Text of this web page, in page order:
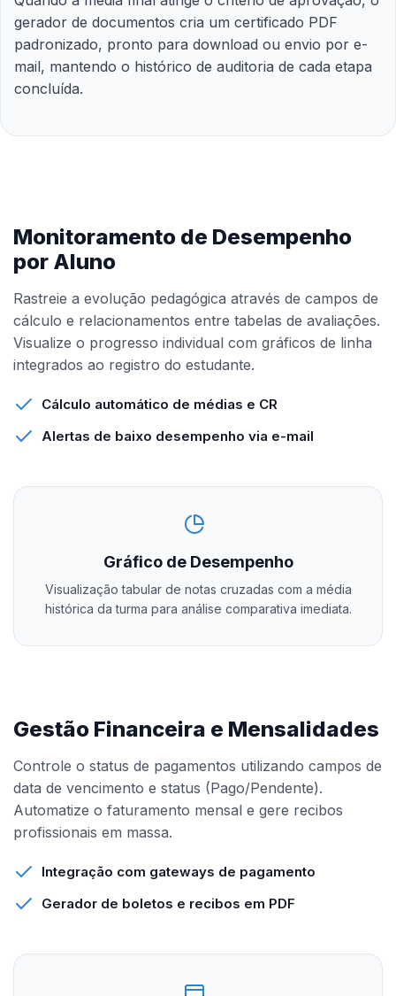
gerador de documentos cria um certificado PDF
padronizado, pronto para download ou envio por e-
mail, mantendo o histórico de auditoria de cada etapa
concluída.
Monitoramento de Desempenho
por Aluno
Rastreie a evolução pedagógica através de campos de
cálculo e relacionamentos entre tabelas de avaliações.
Visualize o progresso individual com gráficos de linha
integrados ao registro do estudante.
Cálculo automático de médias e CR
Alertas de baixo desempenho via e-mail
Gráfico de Desempenho
Visualização tabular de notas cruzadas com a média
histórica da turma para análise comparativa imediata.
Gestão Financeira e Mensalidades
Controle o status de pagamentos utilizando campos de
data de vencimento e status (Pago/Pendente).
Automatize o faturamento mensal e gere recibos
profissionais em massa.
Integração com gateways de pagamento
Gerador de boletos e recibos em PDF